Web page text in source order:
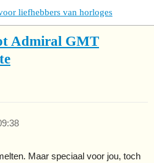
liefhebbers van horloges
Admiral GMT
Maar speciaal voor jou, toch